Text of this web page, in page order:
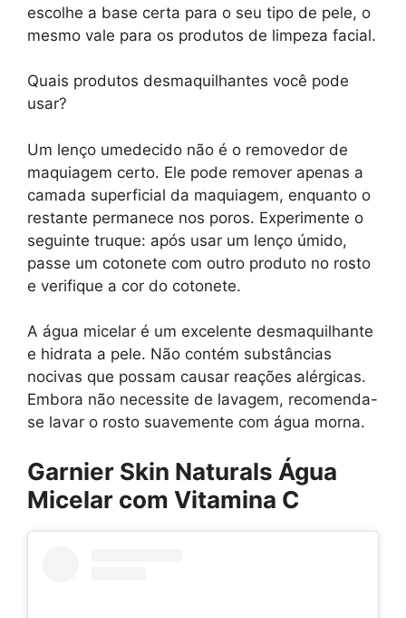
escolhe a base certa para o seu tipo de pele, o
mesmo vale para os produtos de limpeza facial.
Quais produtos desmaquilhantes você pode
usar?
Um lenço umedecido não é o removedor de
maquiagem certo. Ele pode remover apenas a
camada superficial da maquiagem, enquanto o
restante permanece nos poros. Experimente o
seguinte truque: após usar um lenço úmido,
passe um cotonete com outro produto no rosto
e verifique a cor do cotonete.
A água micelar é um excelente desmaquilhante
e hidrata a pele. Não contém substâncias
nocivas que possam causar reações alérgicas.
Embora não necessite de lavagem, recomenda-
se lavar o rosto suavemente com água morna.
Garnier Skin Naturals Água
Micelar com Vitamina C